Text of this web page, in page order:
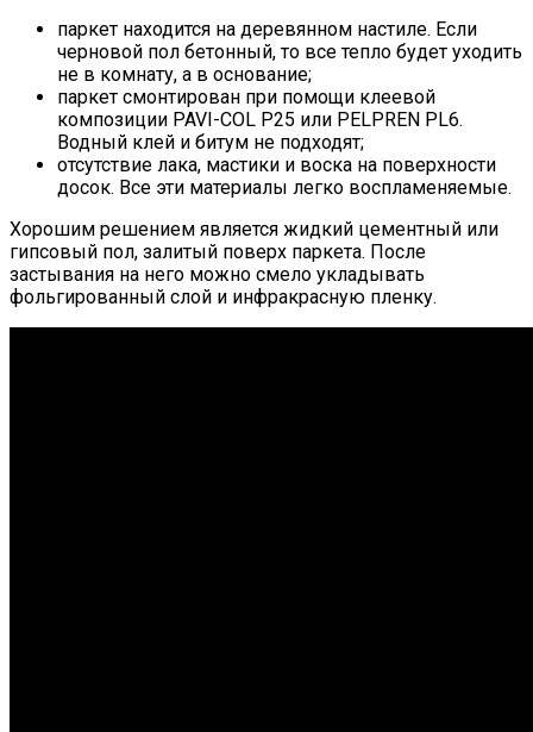
паркет находится на деревянном настиле. Если
черновой пол бетонный, то все тепло будет уходить
не в комнату, а в основание;
паркет смонтирован при помощи клеевой
композиции PAVI-COL P25 или PELPREN PL6.
Водный клей и битум не подходят;
отсутствие лака, мастики и воска на поверхности
досок. Все эти материалы легко воспламеняемые.
Хорошим решением является жидкий цементный или
гипсовый пол, залитый поверх паркета. После
застывания на него можно смело укладывать
фольгированный слой и инфракрасную пленку.